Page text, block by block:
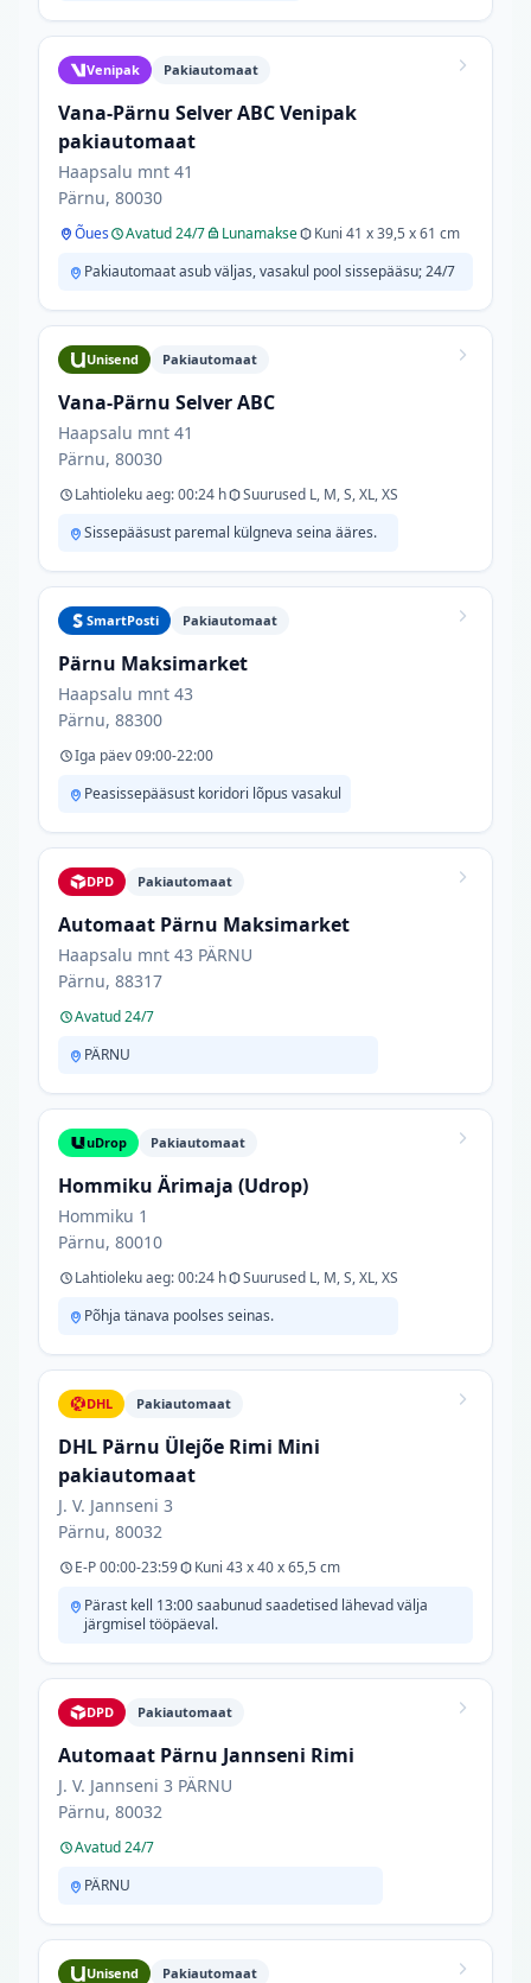
Venipak Pakiautomaat
Vana-Pärnu Selver ABC Venipak
pakiautomaat
Haapsalu mnt 41
Pärnu, 80030
Õues Avatud 24/7 Lunamakse
Kuni 41 x 39,5 x 61 cm
Pakiautomaat asub väljas, vasakul pool sissepääsu; 24/7
Unisend Pakiautomaat
Vana-Pärnu Selver ABC
Haapsalu mnt 41
Pärnu, 80030
Lahtioleku aeg: 00:24 h
Suurused L, M, S, XL, XS
Sissepääsust paremal külgneva seina ääres.
SmartPosti Pakiautomaat
Pärnu Maksimarket
Haapsalu mnt 43
Pärnu, 88300
Iga päev 09:00-22:00
Peasissepääsust koridori lõpus vasakul
DPD Pakiautomaat
Automaat Pärnu Maksimarket
Haapsalu mnt 43 PÄRNU
Pärnu, 88317
Avatud 24/7
PÄRNU
uDrop Pakiautomaat
Hommiku Ärimaja (Udrop)
Hommiku 1
Pärnu, 80010
Lahtioleku aeg: 00:24 h
Suurused L, M, S, XL, XS
Põhja tänava poolses seinas.
DHL Pakiautomaat
DHL Pärnu Ülejõe Rimi Mini
pakiautomaat
J. V. Jannseni 3
Pärnu, 80032
E-P 00:00-23:59
Kuni 43 x 40 x 65,5 cm
Pärast kell 13:00 saabunud saadetised lähevad välja
järgmisel tööpäeval.
DPD Pakiautomaat
Automaat Pärnu Jannseni Rimi
J. V. Jannseni 3 PÄRNU
Pärnu, 80032
Avatud 24/7
PÄRNU
Unisend Pakiautomaat